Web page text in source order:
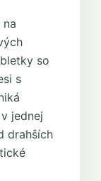
so
s
jednej
drahších